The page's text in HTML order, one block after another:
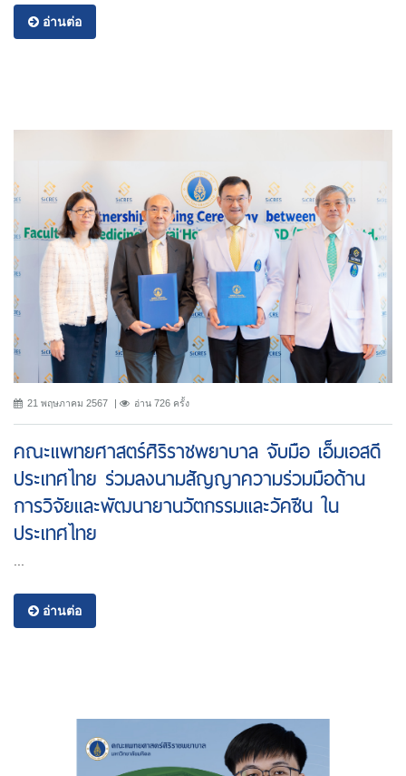
อ่านต่อ
21 พฤษภาคม 2567 อ่าน 726 ครั้ง
คณะแพทยศาสตร์ศิริราชพยาบาล จับมือ เอ็มเอสดี
ประเทศไทย ร่วมลงนามสัญญาความร่วมมือด้าน
การวิจัยและพัฒนายานวัตกรรมและวัคซีน ใน
ประเทศไทย
อ่านต่อ